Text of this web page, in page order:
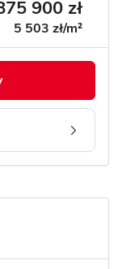
900 zł
5 503 zł/m²